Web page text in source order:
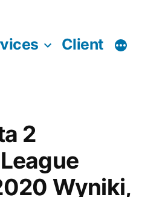
Client
2
Wyniki,